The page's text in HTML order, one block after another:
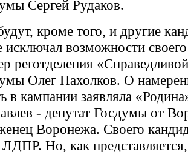
Сергей Рудаков.
кроме того, и другие
исключал возможности
реготделения
Олег Пахолков. О
в кампании заявляла
- депутат Госдумы от
Воронежа. Своего
ЛДПР. Но, как